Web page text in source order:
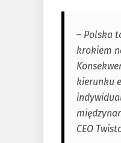
– Polska
krokiem
kierunku
CEO